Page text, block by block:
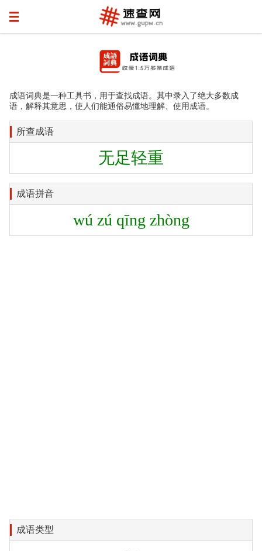
成语词典是一种工具书，用于查找成语。其中录入了绝大多数成
语，解释其意思，使人们能通俗易懂地理解、使用成语。
所查成语
无足轻重
成语拼音
wú zú qīng zhòng
成语类型